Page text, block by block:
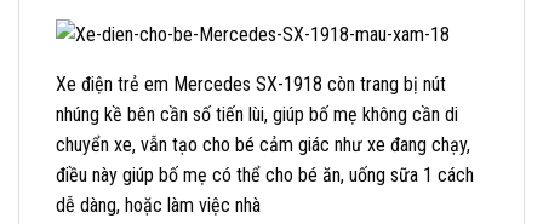
Xe điện trẻ em Mercedes SX-1918 còn trang bị nút
nhúng kề bên cần số tiến lùi, giúp bố mẹ không cần di
chuyển xe, vẫn tạo cho bé cảm giác như xe đang chạy,
điều này giúp bố mẹ có thể cho bé ăn, uống sữa 1 cách
dễ dàng, hoặc làm việc nhà